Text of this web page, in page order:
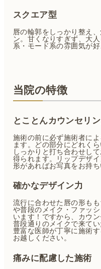
スクエア型
唇の輪郭をしっかり整え
ン。甘くなりすぎず、大
系・モード系の雰囲気が
当院の特徴
とことんカウンセリ
施術の前に必ず施術者に
ます。どの部分にどれく
しっかりと打ち合わせし
得られます。リップデザ
形があればお写真をお持
確かなデザイン力
流行に合わせた唇の形も
や普段のメイク・ファッ
います！ですから、カウ
普段通りのメイクで来て
豊富な医師が丁寧に施術
お越しください。
痛みに配慮した施術